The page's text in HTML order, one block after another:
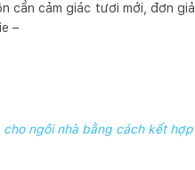
cần cảm giác tươi mới, đơn
–
cho ngôi nhà bằng cách kết